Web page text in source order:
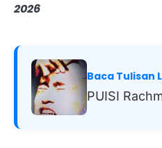
2026
Baca Tulisan
PUISI